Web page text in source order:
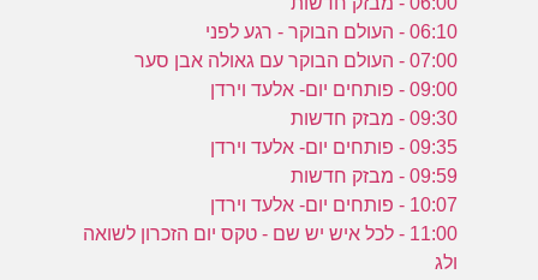
06:10 - העולם הבוקר - רגע לפני
07:00 - העולם הבוקר עם גאולה אבן סער
09:00 - פותחים יום- אלעד וירדן
09:30 - מבזק חדשות
09:35 - פותחים יום- אלעד וירדן
09:59 - מבזק חדשות
10:07 - פותחים יום- אלעד וירדן
11:00 - לכל איש יש שם - טקס יום הזכרון לשואה
ולג